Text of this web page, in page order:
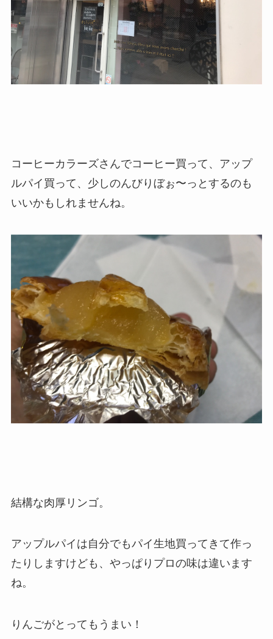
コーヒーカラーズさんでコーヒー買って、アップ
ルパイ買って、少しのんびりぼぉ〜っとするのも
いいかもしれませんね。
結構な肉厚リンゴ。
アップルパイは自分でもパイ生地買ってきて作っ
たりしますけども、やっぱりプロの味は違います
ね。
りんごがとってもうまい！